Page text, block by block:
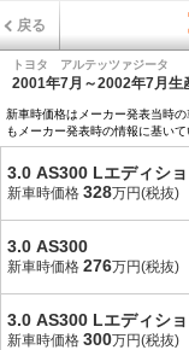
戻る
トヨタ アルテッツァジータ
2001年7月～2002年7月生
新車時価格はメーカー発表当時
もメーカー発表時の情報に基いて
3.0 AS300 Lエディシ
新車時価格 328万円(税抜)
3.0 AS300
新車時価格 276万円(税抜)
3.0 AS300 Lエディシ
新車時価格 300万円(税抜)